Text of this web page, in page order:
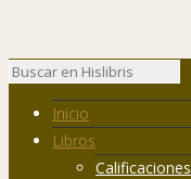
Inicio
Libros
Calificaciones